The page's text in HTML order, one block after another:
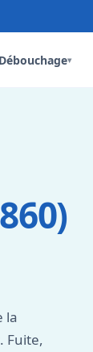
Débouchage▾
la
Fuite,